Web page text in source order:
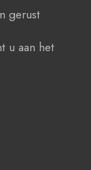
gerust
u aan het